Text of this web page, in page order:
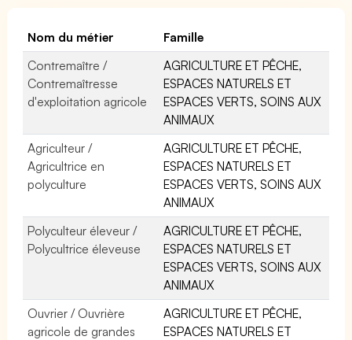
Nom du métier
Famille
Contremaître /
Contremaîtresse
d'exploitation agricole
AGRICULTURE ET PÊCHE,
ESPACES NATURELS ET
ESPACES VERTS, SOINS AUX
ANIMAUX
Agriculteur /
Agricultrice en
polyculture
AGRICULTURE ET PÊCHE,
ESPACES NATURELS ET
ESPACES VERTS, SOINS AUX
ANIMAUX
Polyculteur éleveur /
Polycultrice éleveuse
AGRICULTURE ET PÊCHE,
ESPACES NATURELS ET
ESPACES VERTS, SOINS AUX
ANIMAUX
Ouvrier / Ouvrière
agricole de grandes
AGRICULTURE ET PÊCHE,
ESPACES NATURELS ET